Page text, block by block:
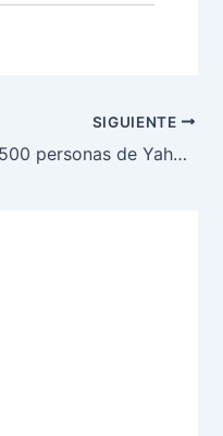
SIGUIENTE
Al menos 1500 personas de Yahurabila, La Mosquitia reciben medicamentos